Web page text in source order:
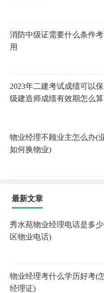
消防中级证需要什么条件
用
2023年二建考试成绩可以
级建造师成绩有效期怎么算
物业经理不顾业主怎么办(
如何换物业)
最新文章
秀水苑物业经理电话是多
区物业电话)
物业经理考什么学历好考(
经理证)